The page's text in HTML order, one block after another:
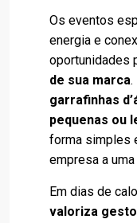
Os eventos
energia e
oportunidades
de sua marca.
garrafinhas
pequenas ou
forma simples
empresa a
Em dias de
valoriza